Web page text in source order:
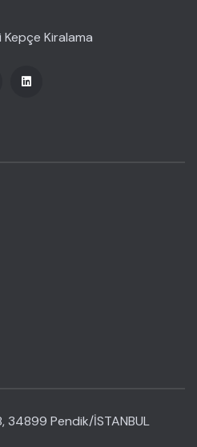
Kepçe Kiralama
34899 Pendik/İSTANBUL